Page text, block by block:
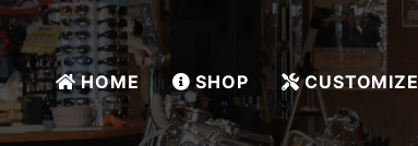
HOME SHOP CUSTOMIZE